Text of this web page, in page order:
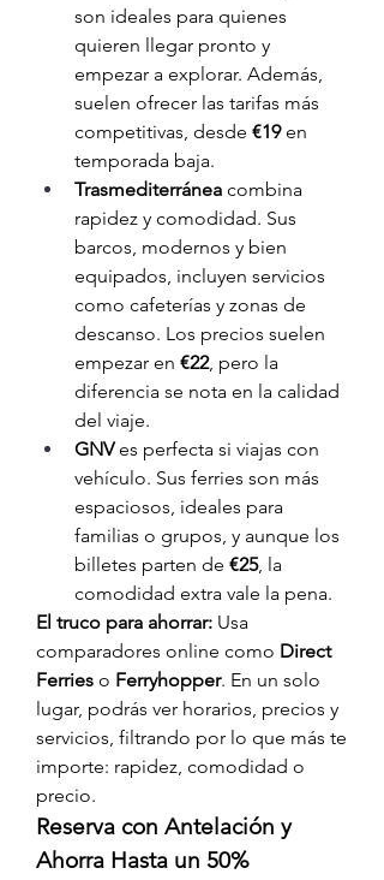
son ideales para quienes
quieren llegar pronto y
empezar a explorar. Además,
suelen ofrecer las tarifas más
competitivas, desde €19 en
temporada baja.
Trasmediterránea combina
rapidez y comodidad. Sus
barcos, modernos y bien
equipados, incluyen servicios
como cafeterías y zonas de
descanso. Los precios suelen
empezar en €22, pero la
diferencia se nota en la calidad
del viaje.
GNV es perfecta si viajas con
vehículo. Sus ferries son más
espaciosos, ideales para
familias o grupos, y aunque los
billetes parten de €25, la
comodidad extra vale la pena.
El truco para ahorrar: Usa
comparadores online como Direct
Ferries o Ferryhopper. En un solo
lugar, podrás ver horarios, precios y
servicios, filtrando por lo que más te
importe: rapidez, comodidad o
precio.
Reserva con Antelación y
Ahorra Hasta un 50%